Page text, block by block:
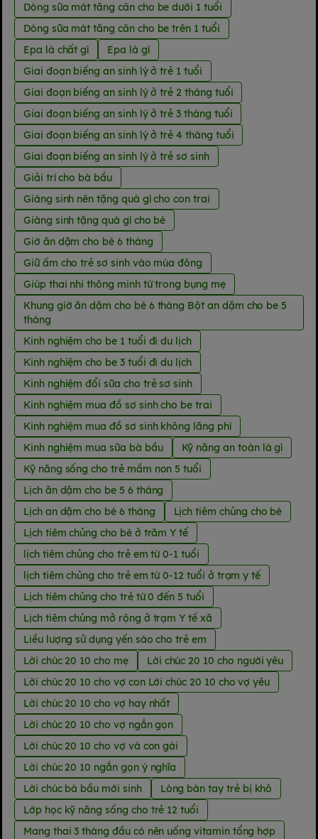
Dòng sữa mát tăng cân cho be dưới 1 tuổi
Dòng sữa mát tăng cân cho be trên 1 tuổi
Epa là chất gì
Epa là gì
Giai đoạn biếng an sinh lý ở trẻ 1 tuổi
Giai đoạn biếng an sinh lý ở trẻ 2 tháng tuổi
Giai đoạn biếng an sinh lý ở trẻ 3 tháng tuổi
Giai đoạn biếng an sinh lý ở trẻ 4 tháng tuổi
Giai đoạn biếng an sinh lý ở trẻ sơ sinh
Giải trí cho bà bầu
Giáng sinh nên tặng quà gì cho con trai
Giáng sinh tặng quà gì cho bé
Giờ ăn dặm cho bé 6 tháng
Giữ ấm cho trẻ sơ sinh vào mùa đông
Giúp thai nhi thông minh từ trong bụng mẹ
Khung giờ ăn dặm cho bé 6 tháng Bột an dặm cho be 5
tháng
Kinh nghiệm cho be 1 tuổi đi du lịch
Kinh nghiệm cho be 3 tuổi đi du lịch
Kinh nghiệm đổi sữa cho trẻ sơ sinh
Kinh nghiệm mua đồ sơ sinh cho be trai
Kinh nghiệm mua đồ sơ sinh không lãng phí
Kinh nghiệm mua sữa bà bầu
Kỹ năng an toàn là gì
Kỹ năng sống cho trẻ mầm non 5 tuổi
Lịch ăn dặm cho be 5 6 tháng
Lịch an dặm cho bé 6 tháng
Lịch tiêm chủng cho bé
Lịch tiêm chủng cho bé ở trăm Y tế
lịch tiêm chủng cho trẻ em từ 0-1 tuổi
lịch tiêm chủng cho trẻ em từ 0-12 tuổi ở trạm y tế
Lịch tiêm chủng cho trẻ từ 0 đến 5 tuổi
Lịch tiêm chủng mở rộng ở trạm Y tế xã
Liều lượng sử dụng yến sào cho trẻ em
Lời chúc 20 10 cho mẹ
Lời chúc 20 10 cho người yêu
Lời chúc 20 10 cho vợ con Lời chúc 20 10 cho vợ yêu
Lời chúc 20 10 cho vợ hay nhất
Lời chúc 20 10 cho vợ ngắn gọn
Lời chúc 20 10 cho vợ và con gái
Lời chúc 20 10 ngắn gọn ý nghĩa
Lời chúc bà bầu mới sinh
Lòng bàn tay trẻ bị khô
Lớp học kỹ năng sống cho trẻ 12 tuổi
Mang thai 3 tháng đầu có nên uống vitamin tổng hợp